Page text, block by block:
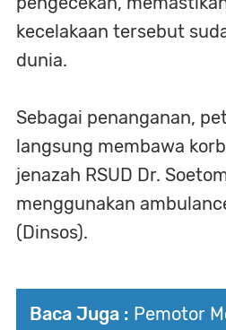
kecelakaan tersebut
dunia.
Sebagai penanganan,
langsung membawa
jenazah RSUD Dr.
menggunakan
(Dinsos).
Baca Juga : Pemotor